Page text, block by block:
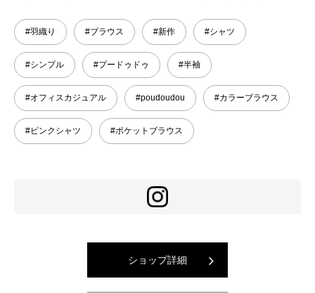
#羽織り #ブラウス #新作 #シャツ
#シンプル #プードゥドゥ #半袖
#オフィスカジュアル #poudoudou #カラーブラウス
#ピンクシャツ #ポケットブラウス
ショップ詳細